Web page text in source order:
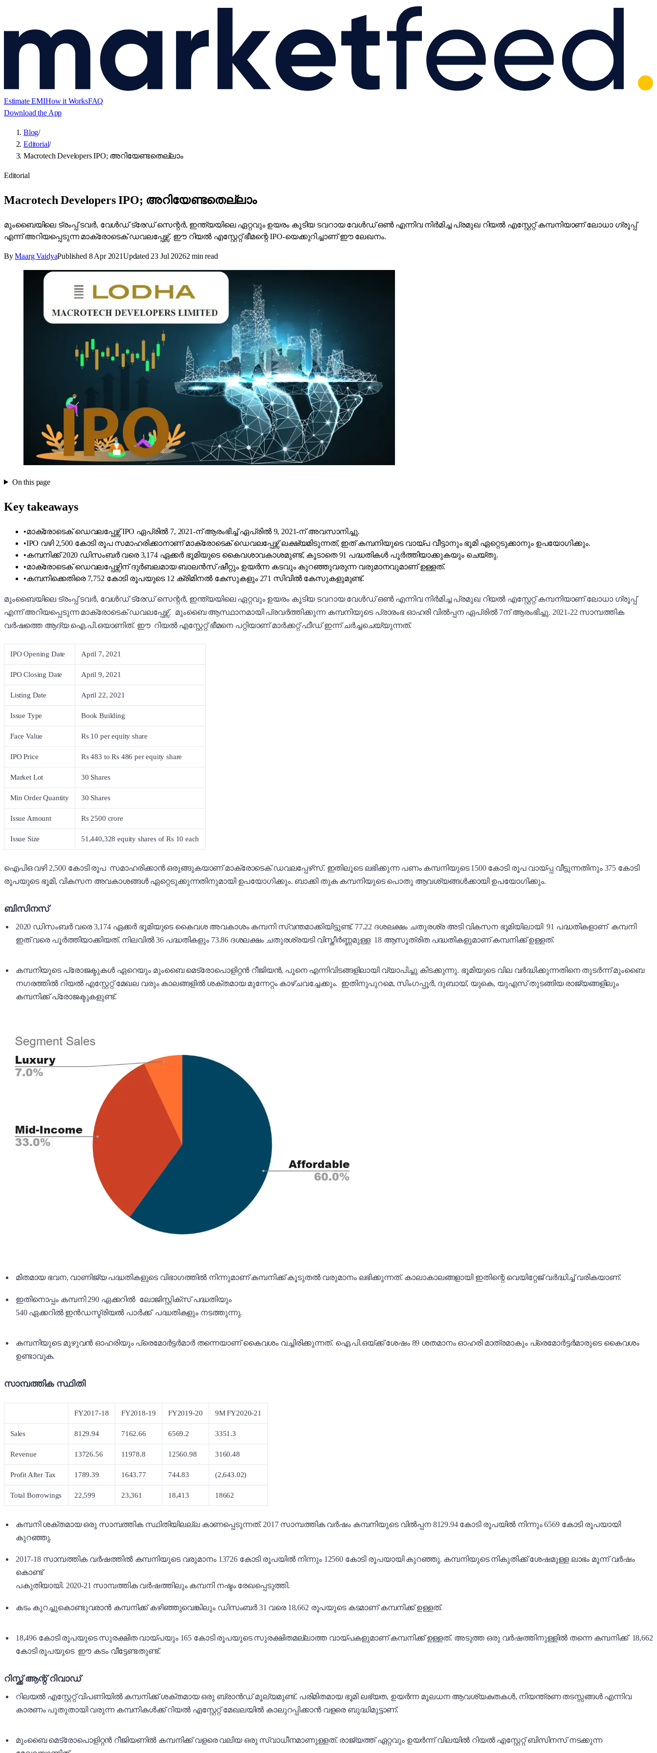
Estimate EMIHow it WorksFAQ
Download the App
Blog/
Editorial/
Macrotech Developers IPO; അറിയേണ്ടതെല്ലാം
Editorial
Macrotech Developers IPO; അറിയേണ്ടതെല്ലാം
മുംബെെയിലെ ട്രംപ്പ് ടവർ, വേൾഡ് ട്രേഡ് സെന്റർ, ഇന്ത്യയിലെ ഏറ്റവും ഉയരം കൂടിയ ടവറായ വേൾഡ് ഒൺ എന്നിവ നിർമിച്ച പ്രമുഖ റിയല്‍ എസ്റ്റേറ്റ് കമ്പനിയാണ് ലോധാ ഗ്രൂപ്പ്
എന്ന് അറിയപ്പെടുന്ന മാക്രോടെക് ഡവലപ്പേഴ്സ്. ഈ റിയൽ എസ്റ്റേറ്റ് ഭീമന്റെ IPO-യെക്കുറിച്ചാണ് ഈ ലേഖനം.
By Maarg VaidyaPublished 8 Apr 2021Updated 23 Jul 20262 min read
On this page
Key takeaways
•മാക്രോടെക് ഡെവലപ്പേഴ്സ് IPO ഏപ്രിൽ 7, 2021-ന് ആരംഭിച്ച് ഏപ്രിൽ 9, 2021-ന് അവസാനിച്ചു.
•IPO വഴി 2,500 കോടി രൂപ സമാഹരിക്കാനാണ് മാക്രോടെക് ഡെവലപ്പേഴ്സ് ലക്ഷ്യമിടുന്നത്, ഇത് കമ്പനിയുടെ വായ്പ വീട്ടാനും ഭൂമി ഏറ്റെടുക്കാനും ഉപയോഗിക്കും.
•കമ്പനിക്ക് 2020 ഡിസംബർ വരെ 3,174 ഏക്കർ ഭൂമിയുടെ കൈവശാവകാശമുണ്ട്, കൂടാതെ 91 പദ്ധതികൾ പൂർത്തിയാക്കുകയും ചെയ്തു.
•മാക്രോടെക് ഡെവലപ്പേഴ്സിന് ദുർബലമായ ബാലൻസ് ഷീറ്റും ഉയർന്ന കടവും കുറഞ്ഞുവരുന്ന വരുമാനവുമാണ് ഉള്ളത്.
•കമ്പനിക്കെതിരെ 7,752 കോടി രൂപയുടെ 12 ക്രിമിനൽ കേസുകളും 271 സിവിൽ കേസുകളുമുണ്ട്.
മുംബെെയിലെ ട്രംപ്പ് ടവർ, വേൾഡ് ട്രേഡ് സെന്റർ, ഇന്ത്യയിലെ ഏറ്റവും ഉയരം കൂടിയ ടവറായ വേൾഡ് ഒൺ എന്നിവ നിർമിച്ച പ്രമുഖ റിയല്‍ എസ്റ്റേറ്റ് കമ്പനിയാണ് ലോധാ ഗ്രൂപ്പ്
എന്ന് അറിയപ്പെടുന്ന മാക്രോടെക് ഡവലപ്പേഴ്സ്. മുംബെെ ആസ്ഥാനമായി പ്രവർത്തിക്കുന്ന കമ്പനിയുടെ പ്രാരംഭ ഓഹരി വിൽപ്പന ഏപ്രിൽ 7ന് ആരംഭിച്ചു. 2021-22 സാമ്പത്തിക
വർഷത്തെ ആദ്യ ഐ.പി.ഒയാണിത്. ഈ റിയൽ എസ്റ്റേറ്റ് ഭീമനെ പറ്റിയാണ് മാർക്കറ്റ് ഫീഡ് ഇന്ന് ചർച്ചചെയ്യുന്നത്.
IPO Opening Date April 7, 2021
IPO Closing Date April 9, 2021
Listing Date April 22, 2021
Issue Type Book Building
Face Value Rs 10 per equity share
IPO Price Rs 483 to Rs 486 per equity share
Market Lot 30 Shares
Min Order Quantity 30 Shares
Issue Amount Rs 2500 crore
Issue Size 51,440,328 equity shares of Rs 10 each
ഐപിഒ വഴി 2,500 കോടി രൂപ സമാഹരിക്കാൻ ഒരുങ്ങുകയാണ് മാക്രോടെക് ഡവലപ്പേഴ്‌സ്. ഇതിലൂടെ ലഭിക്കുന്ന പണം കമ്പനിയുടെ 1500 കോടി രൂപ വായ്പ്പ വീട്ടുന്നതിനും 375 കോടി
രൂപയുടെ ഭൂമി, വികസന അവകാശങ്ങൾ ഏറ്റെടുക്കുന്നതിനുമായി ഉപയോഗിക്കും. ബാക്കി തുക കമ്പനിയുടെ പൊതു ആവശ്യങ്ങൾക്കായി ഉപയോഗിക്കും.
ബിസിനസ്
2020 ഡിസംബർ വരെ 3,174 ഏക്കർ ഭൂമിയുടെ കൈവശ അവകാശം കമ്പനി സ്വന്തമാക്കിയിട്ടുണ്ട്. 77.22 ദശലക്ഷം ചതുരശ്ര അടി വികസന ഭൂമിയിലായി 91 പദ്ധതികളാണ് കമ്പനി
ഇത് വരെ പൂർത്തിയാക്കിയത്. നിലവിൽ 36 പദ്ധതികളും 73.86 ദശലക്ഷം ചതുരശ്രയടി വിസ്തീർണ്ണമുള്ള 18 ആസൂത്രിത പദ്ധതികളുമാണ് കമ്പനിക്ക് ഉള്ളത്.
കമ്പനിയുടെ പ്രോജക്ടുകൾ ഏറെയും മുംബൈ മെട്രോപൊളിറ്റൻ റീജിയൻ, പൂനെ എന്നിവിടങ്ങളിലായി വ്യാപിച്ചു കിടക്കുന്നു. ഭൂമിയുടെ വില വർദ്ധിക്കുന്നതിനെ തുടർന്ന് മുംബെെ
നഗരത്തിൽ റിയൽ എസ്റ്റേറ്റ് മേഖല വരും കാലങ്ങളിൽ ശക്തമായ മുന്നേറ്റം കാഴ്ചവച്ചേക്കും. ഇതിനുപുറമെ, സിംഗപ്പൂർ, ദുബായ്, യുകെ, യുഎസ് തുടങ്ങിയ രാജ്യങ്ങളിലും
കമ്പനിക്ക് പ്രോജക്ടുകളുണ്ട്.
മിതമായ ഭവന, വാണിജ്യ പദ്ധതികളുടെ വിഭാഗത്തിൽ നിന്നുമാണ് കമ്പനിക്ക് കൂടുതൽ വരുമാനം ലഭിക്കുന്നത്. കാലാകാലങ്ങളായി ഇതിന്റെ വെയിറ്റേജ് വർദ്ധിച്ച് വരികയാണ്.
ഇതിനൊപ്പം കമ്പനി 290 ഏക്കറിൽ ലോജിസ്റ്റിക്സ് പദ്ധതിയും
540 ഏക്കറിൽ ഇൻഡസ്ട്രിയൽ പാർക്ക് പദ്ധതികളും നടത്തുന്നു.
കമ്പനിയുടെ മുഴുവൻ ഓഹരിയും പ്രെമോർട്ടർമാർ തന്നെയാണ് കെെവശം വച്ചിരിക്കുന്നത്. ഐ.പി.ഒയ്ക്ക് ശേഷം 89 ശതമാനം ഓഹരി മാത്രമാകും പ്രെമോർട്ടർമാരുടെ കെെവശം
ഉണ്ടാവുക.
സാമ്പത്തിക സ്ഥിതി
FY2017-18 FY2018-19 FY2019-20 9M FY2020-21
Sales 8129.94 7162.66 6569.2 3351.3
Revenue 13726.56 11978.8 12560.98 3160.48
Profit After Tax 1789.39 1643.77 744.83 (2,643.02)
Total Borrowings 22,599 23,361 18,413 18662
കമ്പനി ശക്തമായ ഒരു സാമ്പത്തിക സ്ഥിതിയിലല്ല കാണപ്പെടുന്നത്. 2017 സാമ്പത്തിക വർഷം കമ്പനിയുടെ വിൽപ്പന 8129.94 കോടി രൂപയിൽ നിന്നും 6569 കോടി രൂപയായി
കുറഞ്ഞു.
2017-18 സാമ്പത്തിക വർഷത്തിൽ കമ്പനിയുടെ വരുമാനം 13726 കോടി രൂപയിൽ നിന്നും 12560 കോടി രൂപയായി കുറഞ്ഞു. കമ്പനിയുടെ നികുതിക്ക് ശേഷമുള്ള ലാഭം മൂന്ന് വർഷം
കൊണ്ട്
പകുതിയായി. 2020-21 സാമ്പത്തിക വർഷത്തിലും കമ്പനി നഷ്ടം രേഖപ്പെടുത്തി.
കടം കുറച്ചുകൊണ്ടുവരാൻ കമ്പനിക്ക് കഴിഞ്ഞുവെങ്കിലും ഡിസംബർ 31 വരെ 18,662 രൂപയുടെ കടമാണ് കമ്പനിക്ക് ഉള്ളത്.
18,496 കോടി രൂപയുടെ സുരക്ഷിത വായ്പയും 165 കോടി രൂപയുടെ സുരക്ഷിതമല്ലാത്ത വായ്പകളുമാണ് കമ്പനിക്ക് ഉള്ളത്. അടുത്ത ഒരു വർഷത്തിനുള്ളിൽ തന്നെ കമ്പനിക്ക് 18,662
കോടി രൂപയുടെ ഈ കടം വീട്ടേണ്ടതുണ്ട്.
റിസ്ക്ക് ആന്റ് റിവാഡ്
റിലയൽ എസ്റ്റേറ്റ് വിപണിയിൽ കമ്പനിക്ക് ശക്തമായ ഒരു ബ്രാൻഡ് മൂല്യമുണ്ട്. പരിമിതമായ ഭൂമി ലഭ്യത, ഉയർന്ന മൂലധന ആവശ്യകതകൾ, നിയന്ത്രണ തടസ്സങ്ങൾ എന്നിവ
കാരണം പുതുതായി വരുന്ന കമ്പനികൾക്ക് റിയൽ എസ്റ്റേറ്റ് മേഖലയിൽ കാലുറപ്പിക്കാൻ വളരെ ബുദ്ധിമുട്ടാണ്.
മുംബൈ മെട്രോപൊളിറ്റൻ റീജിയണിൽ കമ്പനിക്ക് വളരെ വലിയ ഒരു സ്വാധീനമാണുള്ളത്. രാജ്യത്ത് ഏറ്റവും ഉയർന്ന് വിലയിൽ റിയൽ എസ്റ്റേറ്റ് ബിസിനസ് നടക്കുന്ന